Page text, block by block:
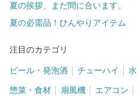
夏の挨拶、まだ間に合います。
夏の必需品！ひんやりアイテム
注目のカテゴリ
ビール・発泡酒 チューハイ 水
惣菜・食材 扇風機 エアコン